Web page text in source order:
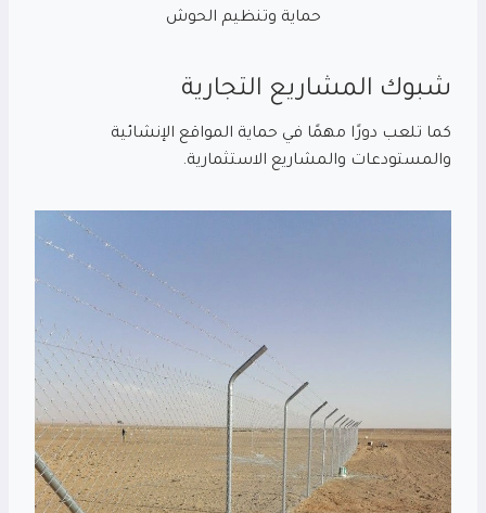
حماية وتنظيم الحوش
شبوك المشاريع التجارية
كما تلعب دورًا مهمًا في حماية المواقع الإنشائية
والمستودعات والمشاريع الاستثمارية.